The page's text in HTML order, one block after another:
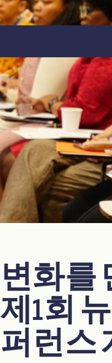
변화를
제1회
퍼런스